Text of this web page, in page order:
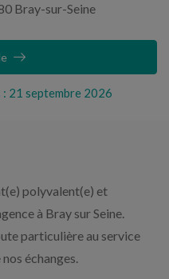
Bray-sur-Seine
21 septembre 2026
polyvalent(e) et
à Bray sur Seine.
particulière au service
échanges.